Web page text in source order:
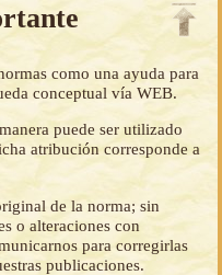
como una ayuda para
conceptual vía WEB.
puede ser utilizado
atribución corresponde a
de la norma; sin
o alteraciones con
para corregirlas
publicaciones.